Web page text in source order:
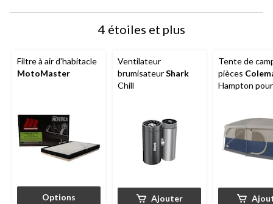
4 étoiles et plus
Filtre à air d'habitacle
MotoMaster
Options
Ventilateur
brumisateurShark
Chill
Ajouter
Tente de
pièces
Hampton
de pluie et
transport